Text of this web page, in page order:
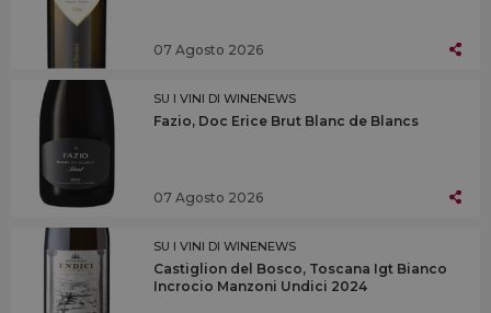
07 Agosto 2026
SU I VINI DI WINENEWS
Fazio, Doc Erice Brut Blanc de Blancs
07 Agosto 2026
SU I VINI DI WINENEWS
Castiglion del Bosco, Toscana Igt Bianco
Incrocio Manzoni Undici 2024